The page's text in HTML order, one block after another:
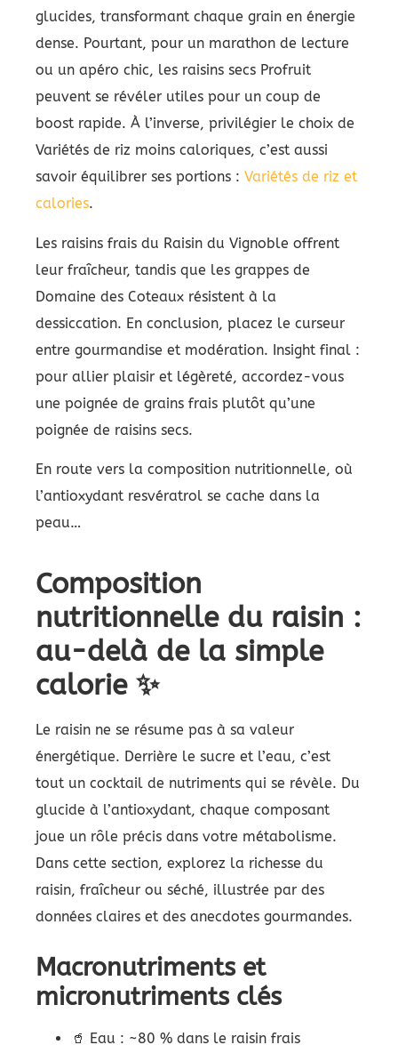
glucides, transformant chaque grain en énergie
dense. Pourtant, pour un marathon de lecture
ou un apéro chic, les raisins secs Profruit
peuvent se révéler utiles pour un coup de
boost rapide. À l’inverse, privilégier le choix de
Variétés de riz moins caloriques, c’est aussi
savoir équilibrer ses portions : Variétés de riz et
calories.
Les raisins frais du Raisin du Vignoble offrent
leur fraîcheur, tandis que les grappes de
Domaine des Coteaux résistent à la
dessiccation. En conclusion, placez le curseur
entre gourmandise et modération. Insight final :
pour allier plaisir et légèreté, accordez-vous
une poignée de grains frais plutôt qu’une
poignée de raisins secs.
En route vers la composition nutritionnelle, où
l’antioxydant resvératrol se cache dans la
peau…
Composition
nutritionnelle du raisin :
au-delà de la simple
calorie ✨
Le raisin ne se résume pas à sa valeur
énergétique. Derrière le sucre et l’eau, c’est
tout un cocktail de nutriments qui se révèle. Du
glucide à l’antioxydant, chaque composant
joue un rôle précis dans votre métabolisme.
Dans cette section, explorez la richesse du
raisin, fraîcheur ou séché, illustrée par des
données claires et des anecdotes gourmandes.
Macronutriments et
micronutriments clés
🥤 Eau : ~80 % dans le raisin frais